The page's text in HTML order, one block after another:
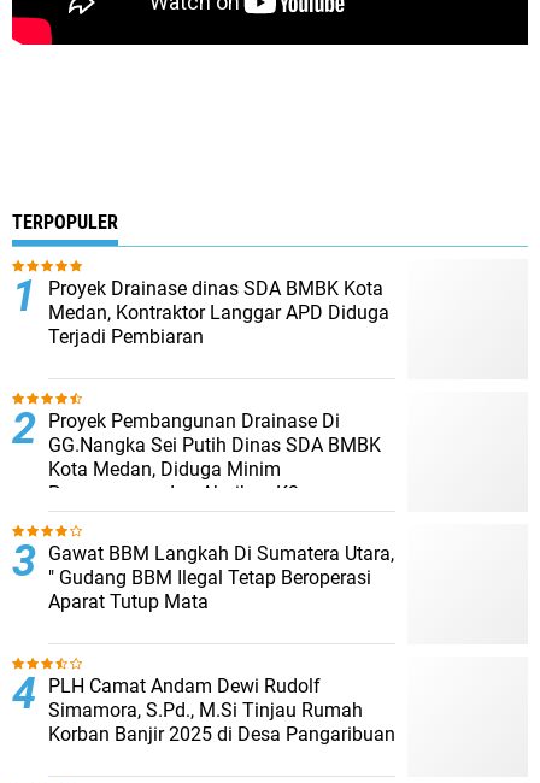
TERPOPULER
Proyek Drainase dinas SDA BMBK Kota
Medan, Kontraktor Langgar APD Diduga
Terjadi Pembiaran
Proyek Pembangunan Drainase Di
GG.Nangka Sei Putih Dinas SDA BMBK
Kota Medan, Diduga Minim
Pengawasan dan Abaikan K3
Gawat BBM Langkah Di Sumatera Utara,
" Gudang BBM Ilegal Tetap Beroperasi
Aparat Tutup Mata
PLH Camat Andam Dewi Rudolf
Simamora, S.Pd., M.Si Tinjau Rumah
Korban Banjir 2025 di Desa Pangaribuan